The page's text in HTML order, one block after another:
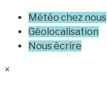
Météo chez nous
Géolocalisation
Nous écrire
×